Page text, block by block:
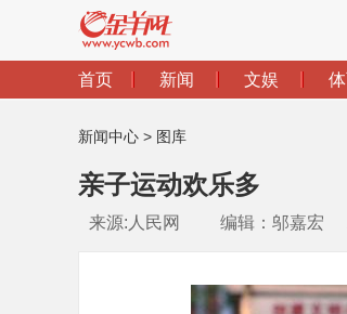
新闻中心 > 图库
亲子运动欢乐多
来源:人民网 编辑：邬嘉宏